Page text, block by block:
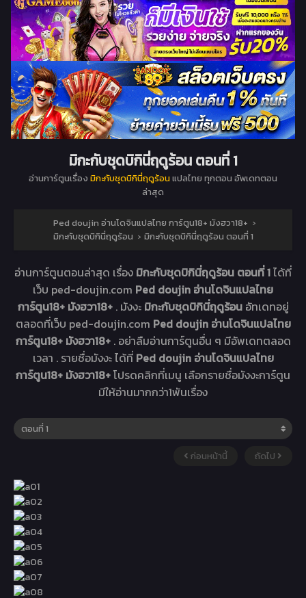
มิกะกับชุดบิกินี่ฤดูร้อน ตอนที่ 1
อ่านการ์ตูนเรื่อง มิกะกับชุดบิกินี่ฤดูร้อนแปลไทย ทุกตอน อัพเดทตอน
ล่าสุด
Ped doujin อ่านโดจินแปลไทย การ์ตูน18+ มังฮวา18+ ›
มิกะกับชุดบิกินี่ฤดูร้อน › มิกะกับชุดบิกินี่ฤดูร้อน ตอนที่ 1
อ่านการ์ตูนตอนล่าสุด เรื่อง มิกะกับชุดบิกินี่ฤดูร้อน ตอนที่ 1ได้ที่
เว็บ ped-doujin.com Ped doujin อ่านโดจินแปลไทย
การ์ตูน18+ มังฮวา18+ . มังงะ มิกะกับชุดบิกินี่ฤดูร้อน อัทเดทอยู่
ตลอดที่เว็บ ped-doujin.com Ped doujin อ่านโดจินแปลไทย
การ์ตูน18+ มังฮวา18+ . อย่าลืมอ่านการ์ตูนอื่น ๆ มีอัพเดทตลอด
เวลา . รายชื่อมังงะ ได้ที่ Ped doujin อ่านโดจินแปลไทย
การ์ตูน18+ มังฮวา18+โปรดคลิกที่เมนู เลือกรายชื่อมังงะการ์ตูน
มีให้อ่านมากกว่า1พันเรื่อง
ก่อนหน้านี้ ถัดไป